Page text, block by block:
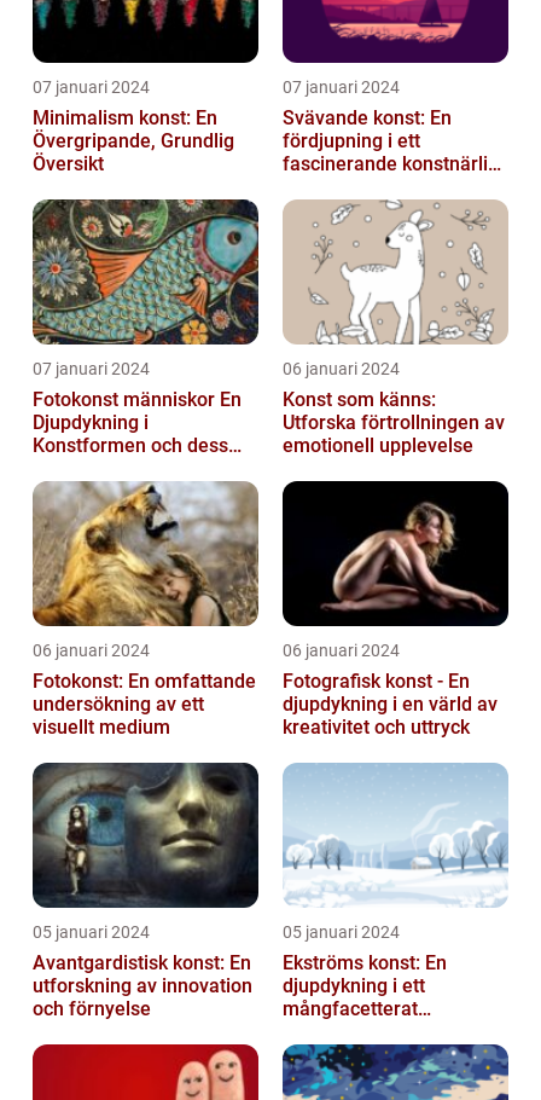
07 januari 2024
Minimalism konst: En
Övergripande, Grundlig
Översikt
07 januari 2024
Svävande konst: En
fördjupning i ett
fascinerande konstnärligt
07 januari 2024
Fotokonst människor En
Djupdykning i
Konstformen och dess
06 januari 2024
Konst som känns:
Utforska förtrollningen av
emotionell upplevelse
06 januari 2024
Fotokonst: En omfattande
undersökning av ett
visuellt medium
06 januari 2024
Fotografisk konst - En
djupdykning i en värld av
kreativitet och uttryck
05 januari 2024
Avantgardistisk konst: En
utforskning av innovation
och förnyelse
05 januari 2024
Ekströms konst: En
djupdykning i ett
mångfacetterat